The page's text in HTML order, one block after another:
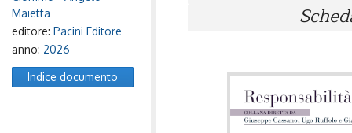
Maietta
editore: Pacini Editore
anno: 2026
Indice documento